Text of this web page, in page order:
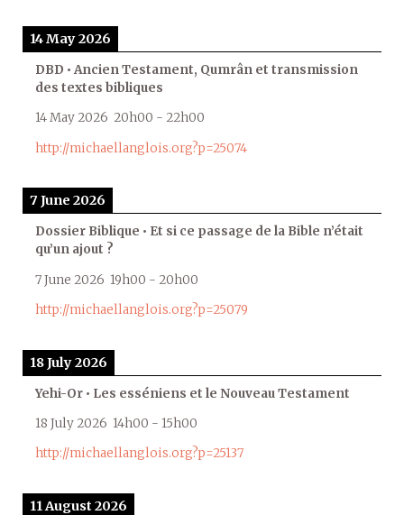
14 May 2026
DBD • Ancien Testament, Qumrân et transmission
des textes bibliques
14 May 2026 20h00 - 22h00
http://michaellanglois.org?p=25074
7 June 2026
Dossier Biblique • Et si ce passage de la Bible n’était
qu’un ajout ?
7 June 2026 19h00 - 20h00
http://michaellanglois.org?p=25079
18 July 2026
Yehi-Or • Les esséniens et le Nouveau Testament
18 July 2026 14h00 - 15h00
http://michaellanglois.org?p=25137
11 August 2026